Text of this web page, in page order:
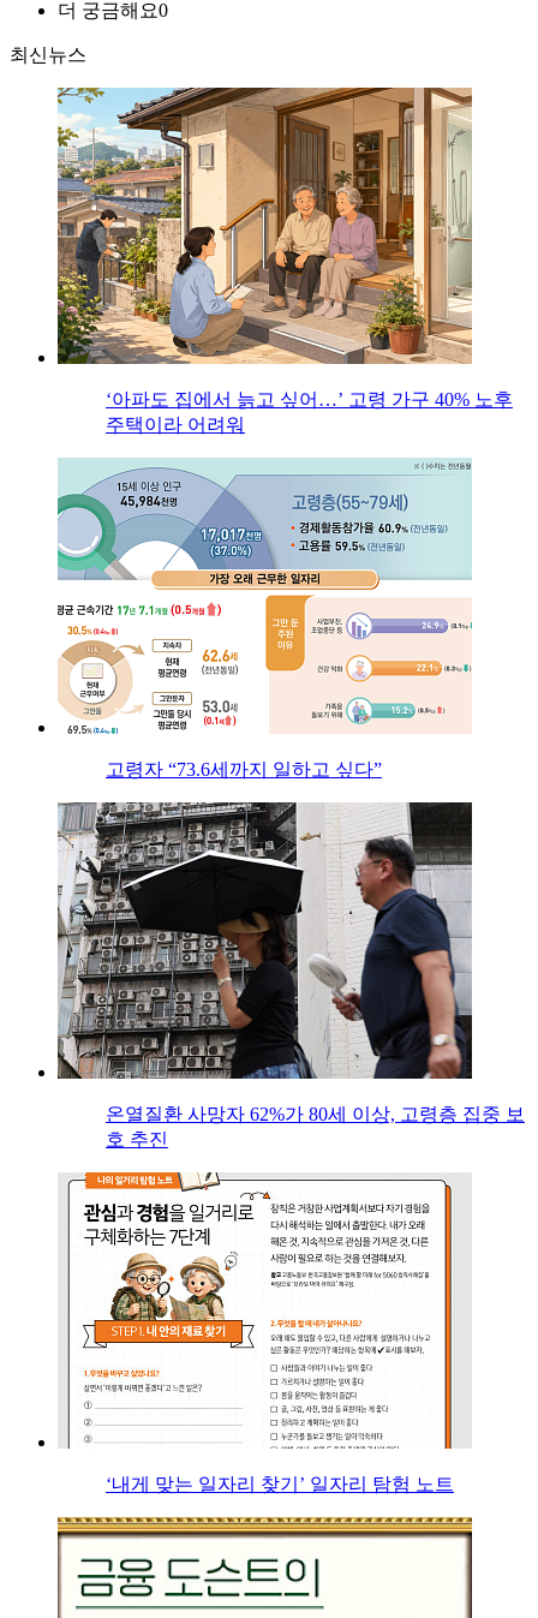
더 궁금해요0
최신뉴스
‘아파도 집에서 늙고 싶어…’ 고령 가구 40% 노후
주택이라 어려워
고령자 “73.6세까지 일하고 싶다”
온열질환 사망자 62%가 80세 이상, 고령층 집중 보
호 추진
‘내게 맞는 일자리 찾기’ 일자리 탐험 노트